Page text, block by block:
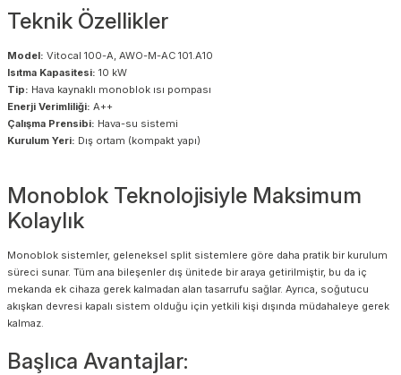
Teknik Özellikler
Model: Vitocal 100-A, AWO-M-AC 101.A10
Isıtma Kapasitesi: 10 kW
Tip: Hava kaynaklı monoblok ısı pompası
Enerji Verimliliği: A++
Çalışma Prensibi: Hava-su sistemi
Kurulum Yeri: Dış ortam (kompakt yapı)
Monoblok Teknolojisiyle Maksimum
Kolaylık
Monoblok sistemler, geleneksel split sistemlere göre daha pratik bir kurulum
süreci sunar. Tüm ana bileşenler dış ünitede bir araya getirilmiştir, bu da iç
mekanda ek cihaza gerek kalmadan alan tasarrufu sağlar. Ayrıca, soğutucu
akışkan devresi kapalı sistem olduğu için yetkili kişi dışında müdahaleye gerek
kalmaz.
Başlıca Avantajlar: